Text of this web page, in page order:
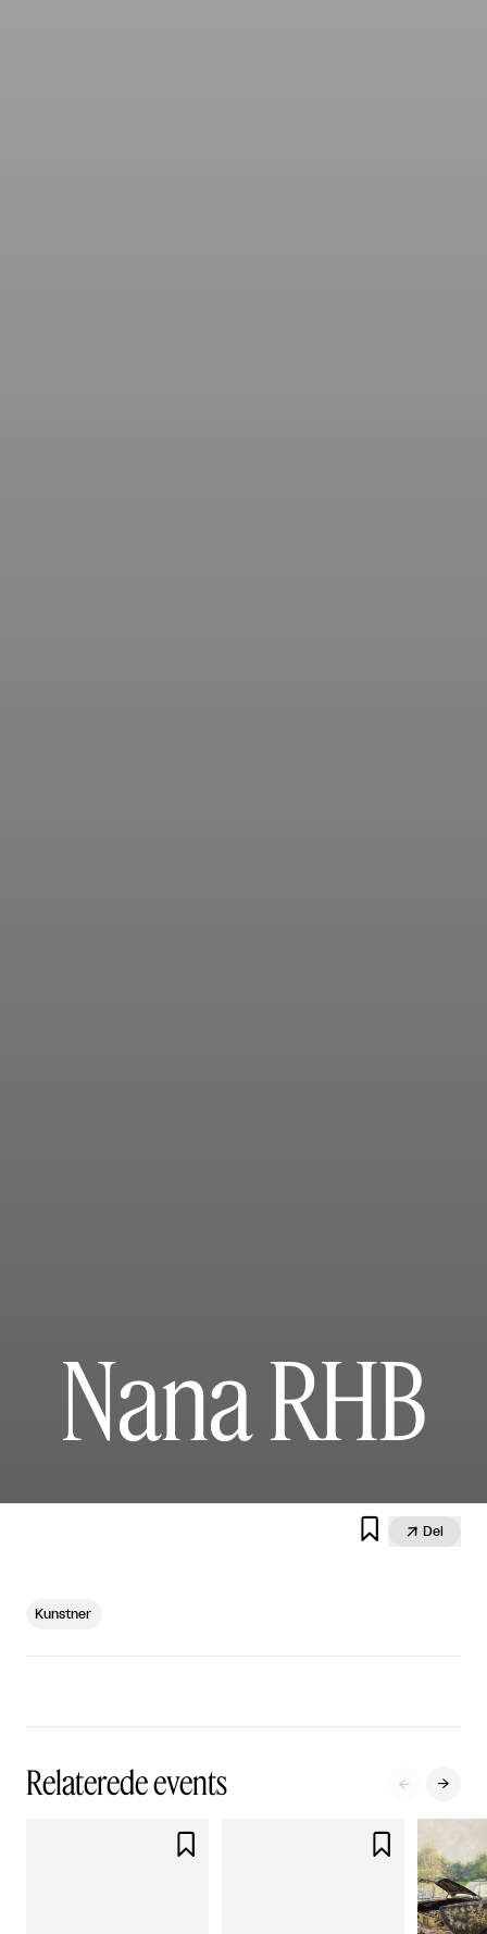
Nana RHB
  Del
Kunstner
Relaterede events  
 